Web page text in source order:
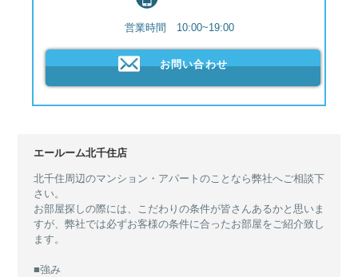
営業時間 10:00~19:00
お問い合わせ
エールーム北千住店
北千住周辺のマンション・アパートのことなら弊社へご相談下
さい。
お部屋探しの際には、こだわりの条件が皆さんあるかと思いま
すが、弊社では必ずお客様の条件に合ったお部屋をご紹介致し
ます。
■強み